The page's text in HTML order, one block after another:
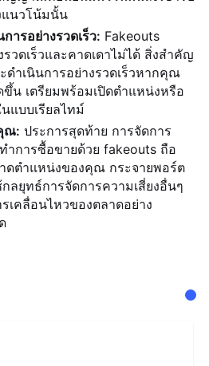
แนวโน้มนั้น
ารอย่างรวดเร็ว: Fakeouts
วดเร็วและคาดเดาไม่ได้ สิ่งสำคัญ
ดำเนินการอย่างรวดเร็วหากคุณ
ขึ้น เตรียมพร้อมเปิดตำแหน่งหรือ
แบบเรียลไทม์
ณ: ประการสุดท้าย การจัดการ
ำการซื้อขายด้วย fakeouts ถือ
ดตำแหน่งของคุณ กระจายพอร์ต
ยุทธ์การจัดการความเสี่ยงอื่นๆ
เคลื่อนไหวของตลาดอย่าง